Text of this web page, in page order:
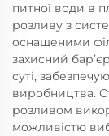
питної води в
розливу з
оснащеними
захисний
суті,
виробництва.
розливом
можливістю